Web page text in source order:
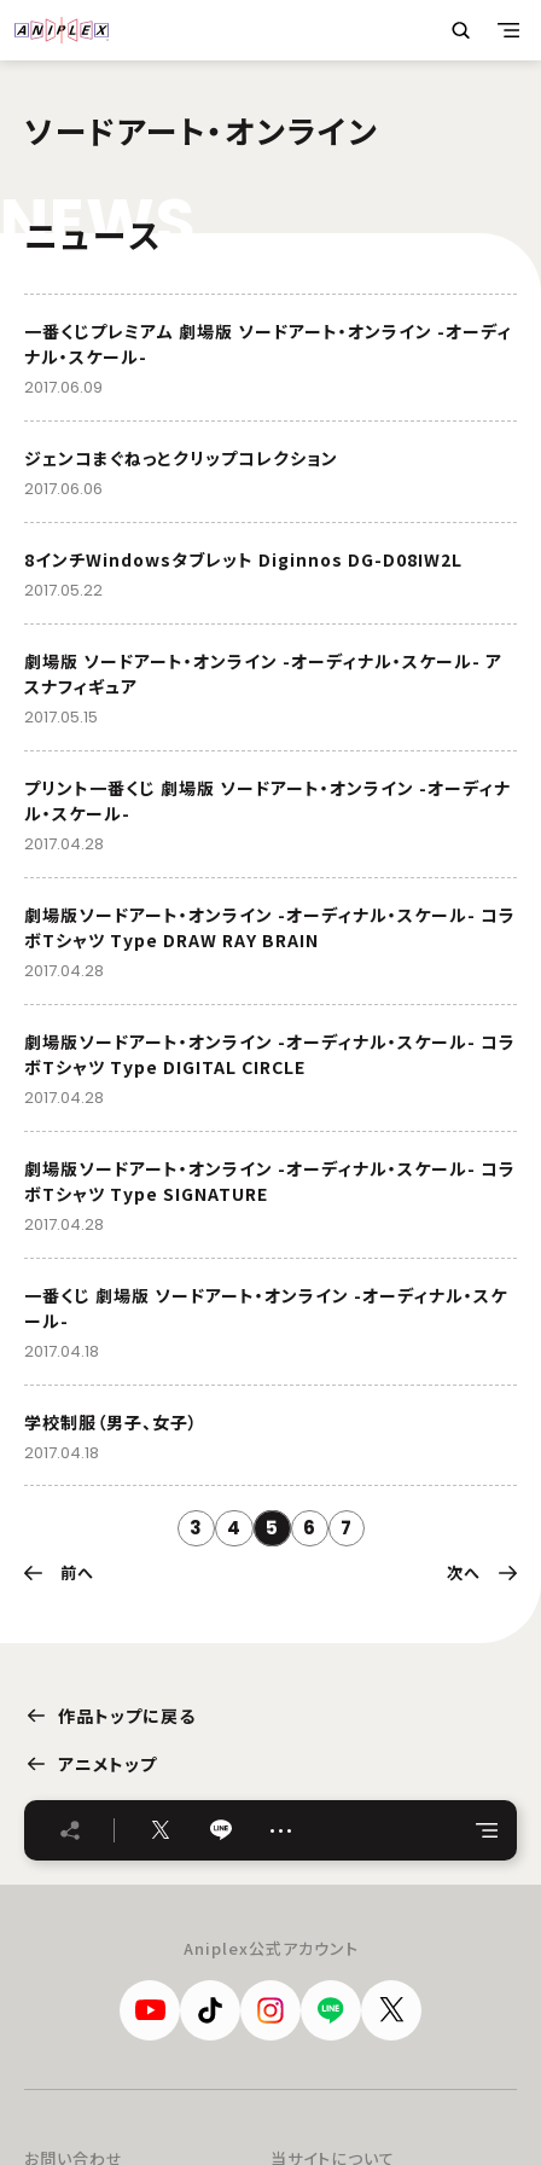
ソードアート・オンライン
NEWS
ニュース
一番くじプレミアム 劇場版 ソードアート・オンライン -オーディ
ナル・スケール-
2017.06.09
ジェンコまぐねっとクリップコレクション
2017.06.06
8インチWindowsタブレット Diginnos DG-D08IW2L
2017.05.22
劇場版 ソードアート・オンライン -オーディナル・スケール- ア
スナフィギュア
2017.05.15
プリント一番くじ 劇場版 ソードアート・オンライン -オーディナ
ル・スケール-
2017.04.28
劇場版ソードアート・オンライン -オーディナル・スケール- コラ
ボTシャツ Type DRAW RAY BRAIN
2017.04.28
劇場版ソードアート・オンライン -オーディナル・スケール- コラ
ボTシャツ Type DIGITAL CIRCLE
2017.04.28
劇場版ソードアート・オンライン -オーディナル・スケール- コラ
ボTシャツ Type SIGNATURE
2017.04.28
一番くじ 劇場版 ソードアート・オンライン -オーディナル・スケ
ール-
2017.04.18
学校制服（男子、女子）
2017.04.18
3 4 5 6 7
前へ 次へ
作品トップに戻る
アニメトップ
…
Aniplex公式アカウント
お問い合わせ 当サイトについて